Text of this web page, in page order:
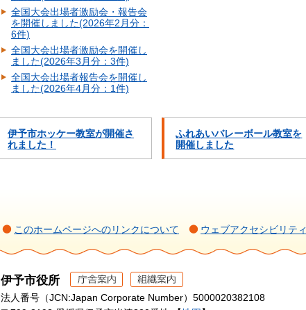
全国大会出場者激励会・報告会
を開催しました(2026年2月分：
6件)
全国大会出場者激励会を開催し
ました(2026年3月分：3件)
全国大会出場者報告会を開催し
ました(2026年4月分：1件)
伊予市ホッケー教室が開催さ
れました！
ふれあいバレーボール教室を
開催しました
このホームページへのリンクについて ウェブアクセシビリティ
伊予市役所
法人番号（JCN:Japan Corporate Number）5000020382108